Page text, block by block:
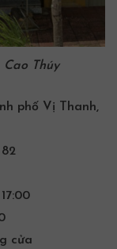
Cao Thúy
phố Vị Thanh,
cửa